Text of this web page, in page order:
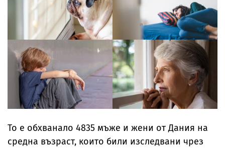
То е обхванало 4835 мъже и жени от Дания на
средна възраст, които били изследвани чрез